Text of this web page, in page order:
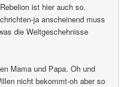
ist hier auch so.
ja anscheinend muss
die Weltgeschehnisse
Mama und Papa. Oh und
nicht bekommt-oh aber so